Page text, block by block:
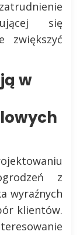
się
zwiększyć
w
z
wyraźnych
klientów.